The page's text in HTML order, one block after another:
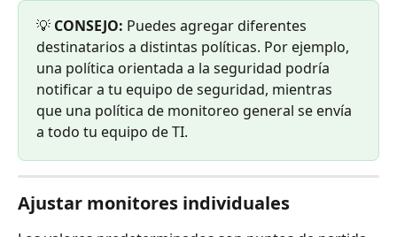
💡 CONSEJO: Puedes agregar diferentes
destinatarios a distintas políticas. Por ejemplo,
una política orientada a la seguridad podría
notificar a tu equipo de seguridad, mientras
que una política de monitoreo general se envía
a todo tu equipo de TI.
Ajustar monitores individuales